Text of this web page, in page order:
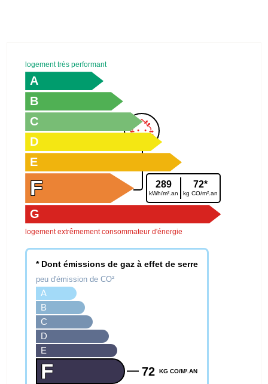
logement très performant
A
B
C
D
E
289
kWh/m².an
72*
kg CO/m².an
F
G
logement extrêmement consommateur d'énergie
* Dont émissions de gaz à effet de serre
peu d'émission de CO²
A
B
C
D
E
72 KG CO/M².AN
F